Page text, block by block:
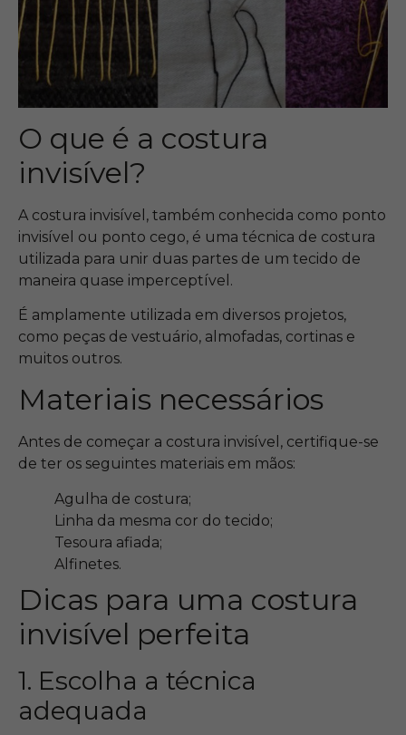
O que é a costura
invisível?
A costura invisível, também conhecida como ponto
invisível ou ponto cego, é uma técnica de costura
utilizada para unir duas partes de um tecido de
maneira quase imperceptível.
É amplamente utilizada em diversos projetos,
como peças de vestuário, almofadas, cortinas e
muitos outros.
Materiais necessários
Antes de começar a costura invisível, certifique-se
de ter os seguintes materiais em mãos:
Agulha de costura;
Linha da mesma cor do tecido;
Tesoura afiada;
Alfinetes.
Dicas para uma costura
invisível perfeita
1. Escolha a técnica
adequada